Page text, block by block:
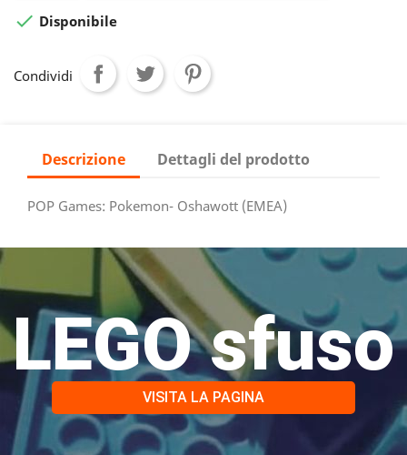
 Disponibile
Condividi
Descrizione Dettagli del prodotto
POP Games: Pokemon- Oshawott (EMEA)
LEGO sfuso
VISITA LA PAGINA